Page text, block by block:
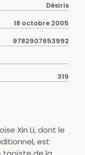
Désiris
18 octobre 2005
9782907653992
319
Xin Li, dont le
est